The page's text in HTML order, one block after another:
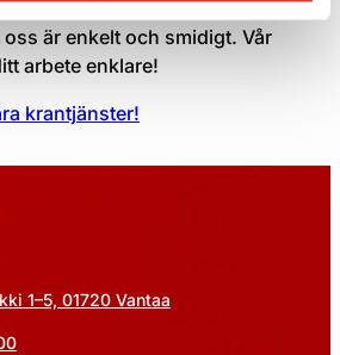
är enkelt och smidigt. Vår
arbete enklare!
krantjänster!
1–5, 01720 Vantaa